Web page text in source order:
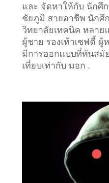
และ จัดหาให้กับ นักศึ
ชัยภูมิ สายอาชีพ นักศึ
วิทยาลัยเทคนิค หลาย
ผู้ชาย รองเท้าเซฟตี้ ผู้
มีการออกแบบที่ทันสมั
เที่ยบเท่ากับ มอก .